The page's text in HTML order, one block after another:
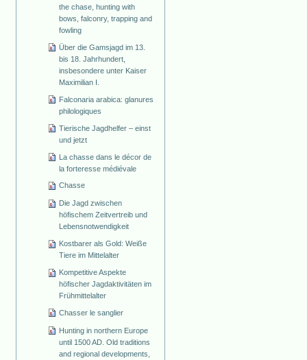
the chase, hunting with
bows, falconry, trapping and
fowling
Über die Gamsjagd im 13.
bis 18. Jahrhundert,
insbesondere unter Kaiser
Maximilian I.
Falconaria arabica: glanures
philologiques
Tierische Jagdhelfer – einst
und jetzt
La chasse dans le décor de
la forteresse médiévale
Chasse
Die Jagd zwischen
höfischem Zeitvertreib und
Lebensnotwendigkeit
Kostbarer als Gold: Weiße
Tiere im Mittelalter
Kompetitive Aspekte
höfischer Jagdaktivitäten im
Frühmittelalter
Chasser le sanglier
Hunting in northern Europe
until 1500 AD. Old traditions
and regional developments,